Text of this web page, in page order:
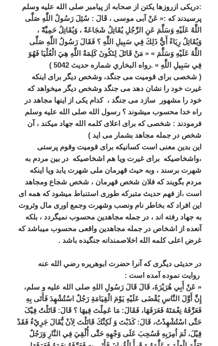
:دریکی ازروزها یکتن از صحابه از پیامبر صلی الله علیه وسلم
پرسیدند که :« عَنْ آبی موسی ، قَالَ : سُئِلَ رَسُولُ اللَّهِ صَلَّى
اللَّهُ عَلَيْهِ وَسَلَّمَ عَنِ الرَّجُلِ يُقَاتِلُ شَجَاعَةً ، وَيُقَاتِلُ حَمِيَّةً ،
وَيُقَاتِلُ رِيَاءً أَيُّ ذَلِكَ فِي سَبِيلِ اللَّهِ ؟ فَقَالَ رَسُولُ اللَّهِ صَلَّى
اللَّهُ عَلَيْهِ وَسَلَّمَ » « مَنْ قَاتَلَ لِتَكُونَ كَلِمَةُ اللَّهِ هِيَ الْعُلْيَا فَهُوَ
فِي سَبِيلِ اللَّهِ » .رواه البخاري شماره حدیث 5042 )
( شخصی برای قومیت می جنگد، وشخص دیگر برای اینکه
غیرت خود را نشان دهد می جنگد وشخص دیگر میخواهد که
خود را مشهور سازد می جنگد ، کدام یکی از اینها مجاهد در
راه خدا محسوب میشوند ؟ رسول الله صلی الله علیه وسلم
فرمودند : شخصی که برای اعلای کلمه الله جهاد میکند ، آن
شخص در جمله مجاهد بشمار می اید )
این بدین معنی است کسانیکه برای قومیت وقوم پرستی
،واشخاصیکه برای غیرت ویا هم اشخاصیکه در بین مردم به
شهرت برسند ، وبه حیث قهرمان ملی شهرت یابد ویا اینکه
مردم بگویند که فلان شخص قهرمان ، شخص شجاع ومجاهد
است ،از فهم حدیث متبرکه طوری استنباط میشود که همه ای
این افراد که بخاطر نام ونصب وشهرت وجمع اوری مال وثروت
به جهاد رفته اند ، در جمله مجاهدین محسوب نمیگردد ، بلکه
آنعده از اشخاص در جمله مجاهدین واقعی محسوب میباشد که
غرض اعلی کلمه الله اخلاصمندانه جنگیده باشد .
در حدیثی دیگری که آنرا حضرت ابوهريره رضي الله عنه
روایت نموده آمده است :
« عَنْ أَبِي هُرَيْرَةَ، قَالَ قَالَ رَسُولِ اللهِ صلی الله علیه و سلم،
إِنَّ أَوَّلَ النَّاسِ يُقْضَى عَلَيْهِ يَوْمَ الْقِيَامَةِ رَجُلٌ اسْتُشْهِدَ فَأَتَى بِهِ
فَعَرَّفَهُ نِعْمَتَهُ فَعَرَفَهَا، فَقَالَ: مَا عَمِلْتَ فِيهَا ؟ قَالَ: قَاتَلْتُ فِيْکَ
حَتَّى اسْتُشْهِدْتُ، قَالَ: كَذَبْتَ وَ لَكِنَّكَ قَاتَلْتَ لِاَنْ يُّقَالَ جَرِيْءٌ فَقَدْ
قِیْلَ، ثُمَ اُمِرَبِهِ فَسُحِبَ عَلَى وَجْهِهِ حَتَّى أُلْقِيَ فِي النَّارِ وَرَجُلٌ